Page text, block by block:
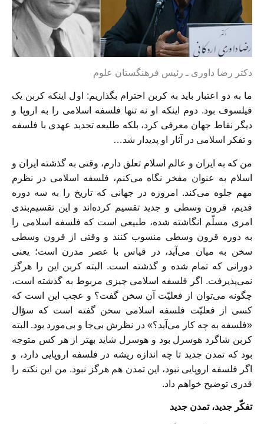
دکتر رضا داوری ـ رئیس فرهنگستان علوم
ما به دو اعتبار باید به کربن احترام بگذاریم: اول اینکه کربن یک
فیلسوف بود. دوم اینکه او نه تنها فلسفه اسلامی را به اروپا و
دیگر نقاط جهان معرفی کرد، بلکه طلیعه تجدید عهدی با فلسفه
و تفکر اسلامی در آثار او پدیدار شد…
من که به ایران و عالم اسلام تعلق دارم، وقتی به گذشته ایران و
اسلام به عنوان مفخر نگاه می‌کنم، فلسفه اسلامی در نظرم
مهم جلوه می‌کند. امروزه در جهانی که تاریخ را به سه دوره
قدیم، قرون وسطی و جدید تقسیم کرده‌اند و این تقسیم‌بندی
امری مسلّم انگاشته شده، طبیعی است که فلسفه اسلامی را
به دوره قرون وسطی منسوب کنند و وقتی از قرون وسطی
سخن به میان می‌آید، در قیاس با عصر مدرن است؛ یعنی
دورانی که تمام شده و گذشته است. البته کربن این را هرگز
نمی‌پذیرفت. اگر فلسفه اسلامی چیزی مربوط به گذشته است،
چگونه می‌توان از فعلیّت آن سخن گفت؟ و عجب این است که
کسی از فعلیّت فلسفه اسلامی سخن گفته است که سؤال
«فلسفه به چه کار می‌آید؟» در نظرش بی‌جا و بی‌مورد بود. البته
کربن شاگرد هوسرل بود و هوسرل شاید بهتر از هر کس متوجه
بود که تمدن جدید تا چه اندازه ریشه در فلسفه اروپایی دارد، و
اگر فلسفه اروپایی نبود، این تمدن هم هرگز نبود. من این نکته را
قدری توضیح خواهم داد.
تفکّر جدید، تمدن جدید